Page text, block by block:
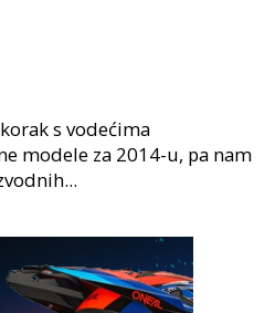
s vodećima
modele za 2014-u, pa nam